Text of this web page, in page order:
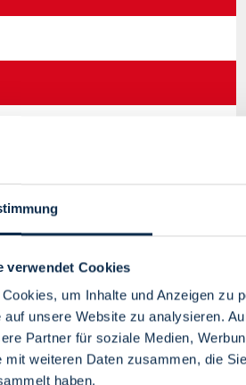
verwendet Cookies
um Inhalte und Anzeigen zu
auf unsere Website zu analysieren.
Partner für soziale Medien,
mit weiteren Daten zusammen, die
haben.